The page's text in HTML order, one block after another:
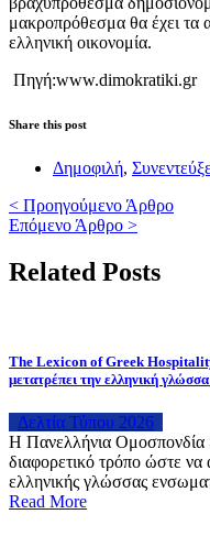
μακροπρόθεσμα θα έχει τα
ελληνική οικονομία.
Πηγή:www.dimokratiki.gr
Share this post
Δημοφιλή,
< Προηγούμενο Άρθρο
Επόμενο Άρθρο >
Related Posts
The Lexicon of Greek
μετατρέπει την ελληνική
Δελτία Τύπου 2026
H Πανελλήνια
διαφορετικό τρόπο ώστε να
ελληνικής γλώσσας
Read More